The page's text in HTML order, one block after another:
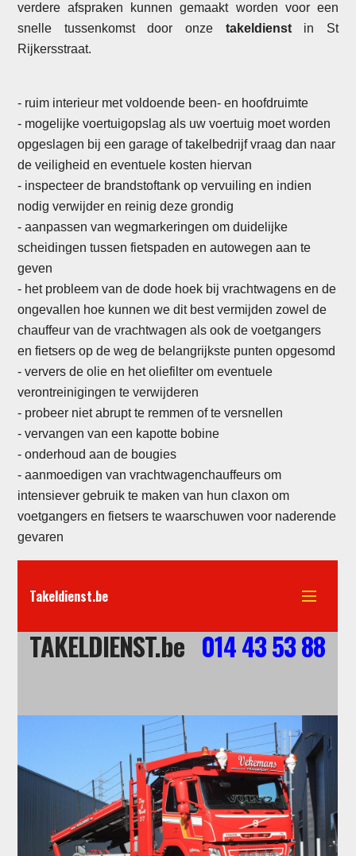
verdere afspraken kunnen gemaakt worden voor een
snelle tussenkomst door onze takeldienstin St
Rijkersstraat.
- ruim interieur met voldoende been- en hoofdruimte
- mogelijke voertuigopslag als uw voertuig moet worden
opgeslagen bij een garage of takelbedrijf vraag dan naar
de veiligheid en eventuele kosten hiervan
- inspecteer de brandstoftank op vervuiling en indien
nodig verwijder en reinig deze grondig
-aanpassen van wegmarkeringen om duidelijke
scheidingen tussen fietspaden en autowegen aan te
geven
- het probleem van de dode hoek bij vrachtwagens en de
ongevallen hoe kunnen we dit best vermijden zowel de
chauffeur van de vrachtwagen als ook de voetgangers
en fietsers op de weg de belangrijkste punten opgesomd
- ververs de olie en het oliefilter om eventuele
verontreinigingen te verwijderen
- probeer niet abrupt te remmen of te versnellen
- vervangen van een kapotte bobine
-onderhoud aan de bougies
- aanmoedigen van vrachtwagenchauffeurs om
intensiever gebruik te maken van hun claxon om
voetgangers en fietsers te waarschuwen voor naderende
gevaren